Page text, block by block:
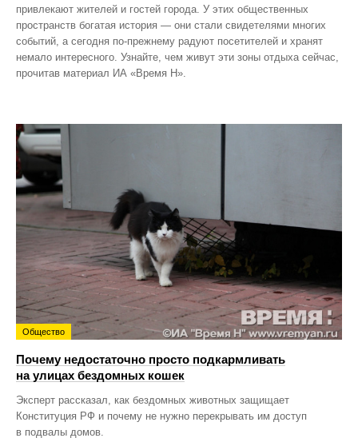
привлекают жителей и гостей города. У этих общественных
пространств богатая история — они стали свидетелями многих
событий, а сегодня по‑прежнему радуют посетителей и хранят
немало интересного. Узнайте, чем живут эти зоны отдыха сейчас,
прочитав материал ИА «Время Н».
Общество
Почему недостаточно просто подкармливать
на улицах бездомных кошек
Эксперт рассказал, как бездомных животных защищает
Конституция РФ и почему не нужно перекрывать им доступ
в подвалы домов.